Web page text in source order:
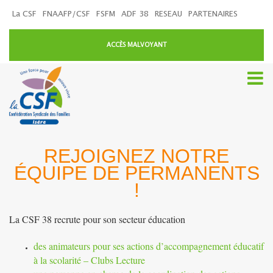
La CSF FNAAFP/CSF FSFM ADF 38 RESEAU PARTENAIRES
ACCÈS MALVOYANT
REJOIGNEZ NOTRE
ÉQUIPE DE PERMANENTS
!
La CSF 38 recrute pour son secteur éducation
des animateurs pour ses actions d’accompagnement éducatif
à la scolarité – Clubs Lecture